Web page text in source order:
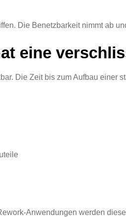
Die Benetzbarkeit nimmt ab
eine
Die Zeit bis zum Aufbau
Anwendungen werden